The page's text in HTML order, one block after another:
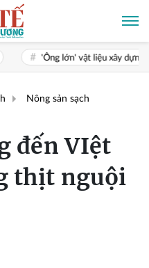
liệu xây dựng Thái Lan tăng
Nông sản sạch
đến VIệt
thịt nguội